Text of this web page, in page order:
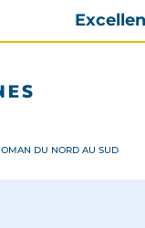
OMAN DU NORD AU SUD